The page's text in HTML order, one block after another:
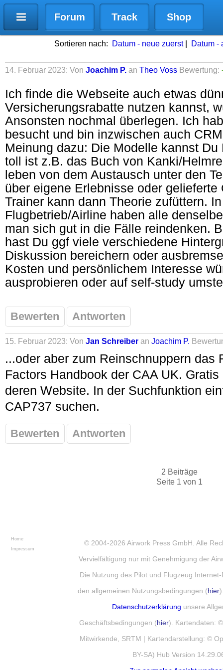
Forum Track Shop
Sortieren nach: Datum - neue zuerst| Datum -
14. Februar 2023: Von Joachim P. an Theo Voss Bewertung:
Ich finde die Webseite auch etwas
Versicherungsrabatte nutzen kannst,
Ansonsten nochmal überlegen. Ich
besucht und bin inzwischen auch
Meinung dazu: Die Modelle kannst
toll ist z.B. das Buch von Kanki/
leben von dem Austausch unter den
über eigene Erlebnisse oder gelieferte
Trainer kann dann Theorie zufüttern.
Flugbetrieb/Airline haben alle
man sich gut in die Fälle reindenken.
hast Du ggf viele verschiedene
Diskussion bereichern oder
Kosten und persönlichem Interesse
ausprobieren oder auf self-study
Bewerten Antworten
15. Februar 2023: Von Jan Schreiber an Joachim P.
...oder aber zum Reinschnuppern das
Factors Handbook der CAA UK.
deren Website. In der Suchfunktion
CAP737 suchen.
Bewerten Antworten
2 Beiträge
Seite 1 von 1
Home
Impressum
© 2004-2026 Airwork Press GmbH . Alle
Vervielfältigung nur mit Genehmigung der
Die Nutzung des Pilot und Flugzeug
den allgemeinen Nutzungsbedingungen (hier
Datenschutzerklärung unsere
Geschäftsbedingungen (hier). Kartendaten:
Mitwirkende, SRTM | Kartendarstellung: ©
BY-SA) Hub Version